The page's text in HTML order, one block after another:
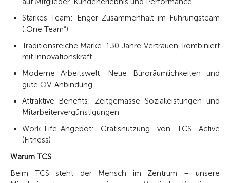
Starkes Team: Enger Zusammenhalt im Führungsteam
(„One Team“)
Traditionsreiche Marke: 130 Jahre Vertrauen, kombiniert
mit Innovationskraft
Moderne Arbeitswelt: Neue Büroräumlichkeiten und
gute ÖV-Anbindung
Attraktive Benefits: Zeitgemässe Sozialleistungen und
Mitarbeitervergünstigungen
Work-Life-Angebot: Gratisnutzung von TCS Active
(Fitness)
Warum TCS
Beim TCS steht der Mensch im Zentrum – unsere